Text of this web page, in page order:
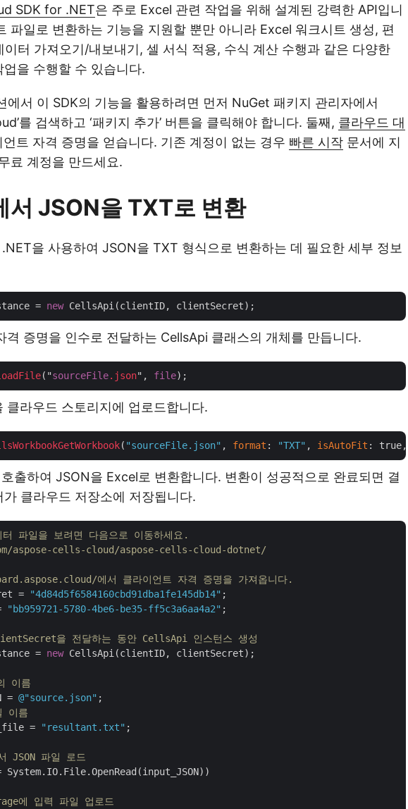
SDK for .NET은 주로 Excel 관련 작업을 위해 설계된 강력한 API입니
파일로 변환하는 기능을 지원할 뿐만 아니라 Excel 워크시트 생성, 편
이터 가져오기/내보내기, 셀 서식 적용, 수식 계산 수행과 같은 다양한
을 수행할 수 있습니다.
에서 이 SDK의 기능을 활용하려면 먼저 NuGet 패키지 관리자에서
를 검색하고 ‘패키지 추가’ 버튼을 클릭해야 합니다. 둘째, 클라우드 대
언트 자격 증명을 얻습니다. 기존 계정이 없는 경우 빠른 시작 문서에 지
료 계정을 만드세요.
서 JSON을 TXT로 변환
을 사용하여 JSON을 TXT 형식으로 변환하는 데 필요한 세부 정보
= new
격 증명을 인수로 전달하는 CellsApi 클래스의 개체를 만듭니다.
("sourceFile.json", file
클라우드 스토리지에 업로드합니다.
( "sourceFile.json" , format : "TXT" , isAutoFit : true,
출하여 JSON을 Excel로 변환합니다. 변환이 성공적으로 완료되면 결
클라우드 저장소에 저장됩니다.
파일을 보려면 다음으로 이동하세요.
aspose-cells-cloud/aspose-cells-cloud-dotnet/
에서 클라이언트 자격 증명을 가져옵니다.
= "4d84d5f6584160cbd91dba1fe145db14"
"bb959721-5780-4be6-be35-ff5c3a6aa4a2" ;
을 전달하는 동안 CellsApi 인스턴스 생성
= new CellsApi(clientID, clientSecret);
이름
= @"source.json"
이름
= "resultant.txt" ;
JSON 파일 로드
에 입력 파일 업로드